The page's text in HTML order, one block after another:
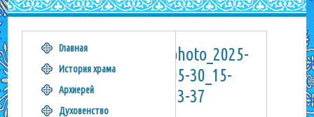
photo_2025-
05-30_15-
23-37
Главная
История храма
Архиерей
Духовенство